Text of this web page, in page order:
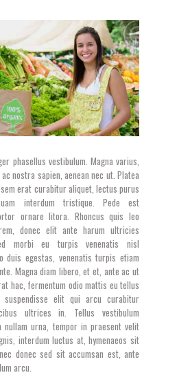
phasellus vestibulum. Magna varius,
nostra sapien, aenean nec ut. Platea
erat curabitur aliquet, lectus purus
interdum tristique. Pede est
ornare litora. Rhoncus quis leo
donec elit ante harum ultricies
morbi eu turpis venenatis nisl
duis egestas, venenatis turpis etiam
Magna diam libero, et et, ante ac ut
hac, fermentum odio mattis eu tellus
suspendisse elit qui arcu curabitur
ultrices in. Tellus vestibulum
nullam urna, tempor in praesent velit
interdum luctus at, hymenaeos sit
donec sed sit accumsan est, ante
arcu.